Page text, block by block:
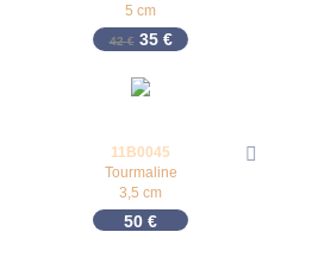
5 cm
42€ Le prix initial était : 42 €.
35 €Le prix actuel est :
11B0045
Tourmaline
3,5 cm
50 €